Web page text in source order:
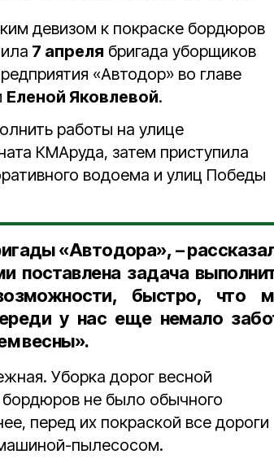
девизом к покраске бордюров
7 апреля бригада уборщиков
«Автодор» во главе
Еленой Яковлевой.
работы на улице
КМАруда, затем приступила
водоема и улиц Победы
«Автодора», –
поставлена задача
быстро, что
у нас еще немало
весны».
Уборка дорог весной
бордюров не было обычного
перед их покраской все дороги
пылесосом.